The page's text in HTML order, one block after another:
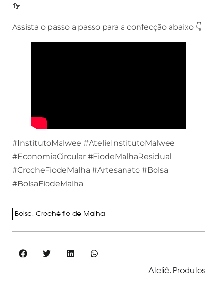
👣
Assista o passo a passo para a confecção abaixo 👇
#InstitutoMalwee #AtelieInstitutoMalwee
#EconomiaCircular #FiodeMalhaResidual
#CrocheFiodeMalha #Artesanato #Bolsa
#BolsaFiodeMalha
Bolsa, Crochê fio de Malha
Ateliê, Produtos